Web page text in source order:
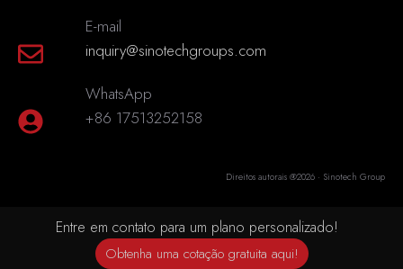
E-mail
inquiry@sinotechgroups.com
WhatsApp
+86 17513252158
Direitos autorais @2026 · Sinotech Group
Entre em contato para um plano personalizado!
Obtenha uma cotação gratuita aqui!